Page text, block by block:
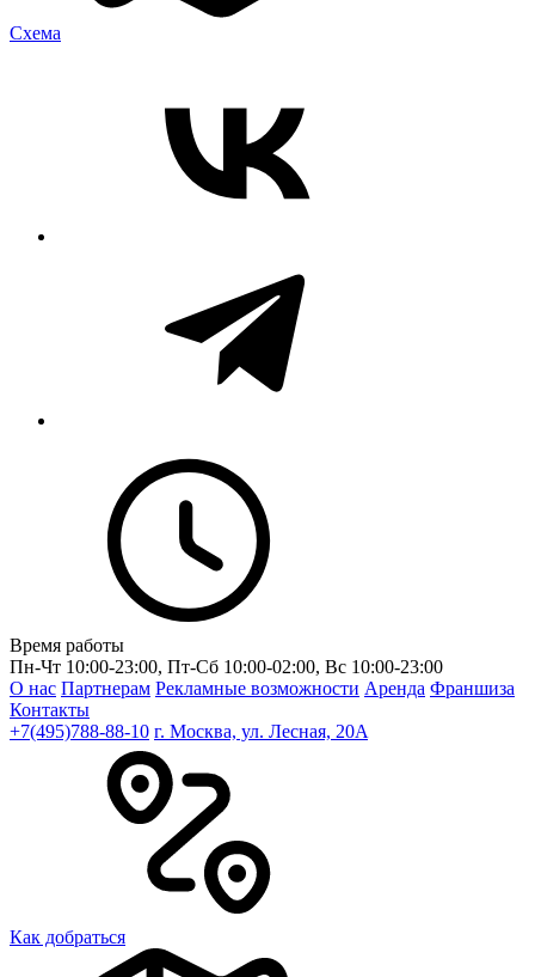
Cхема
Время работы
Пн-Чт 10:00-23:00, Пт-Сб 10:00-02:00, Вс 10:00-23:00
О нас Партнерам Рекламные возможности Аренда Франшиза
Контакты
+7(495)788-88-10 г. Москва, ул. Лесная, 20A
Как добраться